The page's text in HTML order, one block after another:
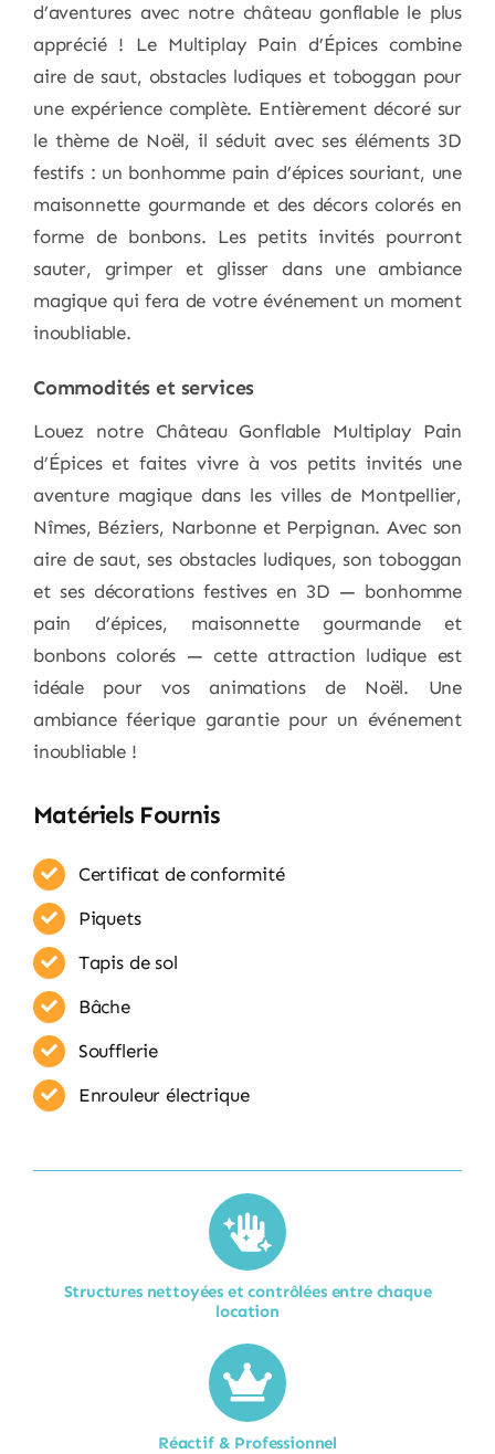
d’aventures avec notre château gonflable le plus
apprécié ! Le Multiplay Pain d’Épices combine
aire de saut, obstacles ludiques et toboggan pour
une expérience complète. Entièrement décoré sur
le thème de Noël, il séduit avec ses éléments 3D
festifs : un bonhomme pain d’épices souriant, une
maisonnette gourmande et des décors colorés en
forme de bonbons. Les petits invités pourront
sauter, grimper et glisser dans une ambiance
magique qui fera de votre événement un moment
inoubliable.
Commodités et services
Louez notre Château Gonflable Multiplay Pain
d’Épices et faites vivre à vos petits invités une
aventure magique dans les villes de Montpellier,
Nîmes, Béziers, Narbonne et Perpignan. Avec son
aire de saut, ses obstacles ludiques, son toboggan
et ses décorations festives en 3D — bonhomme
pain d’épices, maisonnette gourmande et
bonbons colorés — cette attraction ludique est
idéale pour vos animations de Noël. Une
ambiance féerique garantie pour un événement
inoubliable !
Matériels Fournis
Certificat de conformité
Piquets
Tapis de sol
Bâche
Soufflerie
Enrouleur​ électrique
Structures nettoyées et contrôlées entre chaque
location​
Réactif & Professionnel